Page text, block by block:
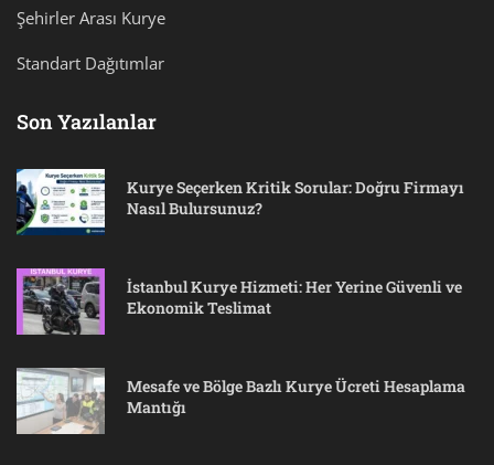
Şehirler Arası Kurye
Standart Dağıtımlar
Son Yazılanlar
Kurye Seçerken Kritik Sorular: Doğru Firmayı
Nasıl Bulursunuz?
İstanbul Kurye Hizmeti: Her Yerine Güvenli ve
Ekonomik Teslimat
Mesafe ve Bölge Bazlı Kurye Ücreti Hesaplama
Mantığı